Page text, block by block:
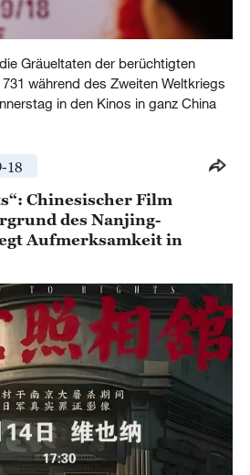
source was found for this media.
Gräueltaten der berüchtigten
während des Zweiten Weltkriegs
in den Kinos in ganz China
18
Chinesischer Film
des Nanjing-
Aufmerksamkeit in